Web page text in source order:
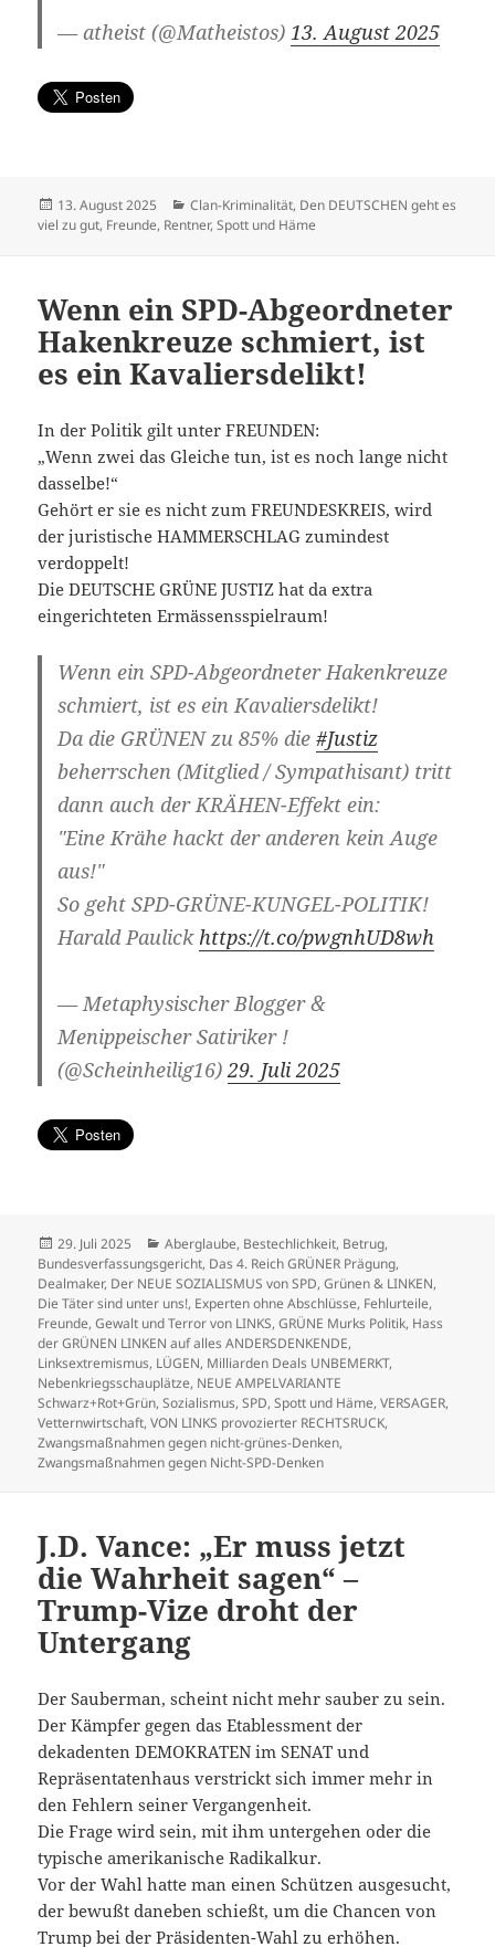
— atheist (@Matheistos) 13. August 2025
Veröffentlicht
am
13. August 2025 Kategorien
Clan-Kriminalität, Den DEUTSCHEN geht es
viel zu gut, Freunde, Rentner,Spott und Häme
Wenn ein SPD-Abgeordneter
Hakenkreuze schmiert, ist
es ein Kavaliersdelikt!
In der Politik gilt unter FREUNDEN:
„Wenn zwei das Gleiche tun, ist es noch lange nicht
dasselbe!“
Gehört er sie es nicht zum FREUNDESKREIS, wird
der juristische HAMMERSCHLAG zumindest
verdoppelt!
Die DEUTSCHE GRÜNE JUSTIZ hat da extra
eingerichteten Ermässensspielraum!
Wenn ein SPD-Abgeordneter Hakenkreuze
schmiert, ist es ein Kavaliersdelikt!
Da die GRÜNEN zu 85% die#Justiz
beherrschen (Mitglied / Sympathisant) tritt
dann auch der KRÄHEN-Effekt ein:
"Eine Krähe hackt der anderen kein Auge
aus!"
So geht SPD-GRÜNE-KUNGEL-POLITIK!
Harald Paulick https://t.co/pwgnhUD8wh
— Metaphysischer Blogger &
Menippeischer Satiriker !
(@Scheinheilig16)29. Juli 2025
Veröffentlicht
am
29. Juli 2025 Kategorien
Aberglaube, Bestechlichkeit, Betrug,
Bundesverfassungsgericht, Das 4. Reich GRÜNER Prägung,
Dealmaker, Der NEUE SOZIALISMUS von SPD, Grünen & LINKEN,
Die Täter sind unter uns!, Experten ohne Abschlüsse, Fehlurteile,
Freunde,Gewalt und Terror von LINKS,GRÜNE Murks Politik, Hass
der GRÜNEN LINKEN auf alles ANDERSDENKENDE,
Linksextremismus, LÜGEN, Milliarden Deals UNBEMERKT,
Nebenkriegsschauplätze, NEUE AMPELVARIANTE
Schwarz+Rot+Grün,Sozialismus,SPD,Spott und Häme,VERSAGER,
Vetternwirtschaft,VON LINKS provozierter RECHTSRUCK,
Zwangsmaßnahmen gegen nicht-grünes-Denken,
Zwangsmaßnahmen gegen Nicht-SPD-Denken
J.D. Vance: „Er muss jetzt
die Wahrheit sagen“ –
Trump-Vize droht der
Untergang
Der Sauberman, scheint nicht mehr sauber zu sein.
Der Kämpfer gegen das Etablessment der
dekadenten DEMOKRATEN im SENAT und
Repräsentatenhaus verstrickt sich immer mehr in
den Fehlern seiner Vergangenheit.
Die Frage wird sein, mit ihm untergehen oder die
typische amerikanische Radikalkur.
Vor der Wahl hatte man einen Schützen ausgesucht,
der bewußt daneben schießt, um die Chancen von
Trump bei der Präsidenten-Wahl zu erhöhen.